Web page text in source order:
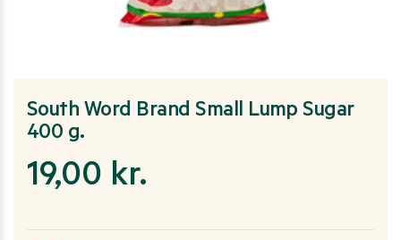
South Word Brand Small Lump Sugar
400 g.
19,00 kr.